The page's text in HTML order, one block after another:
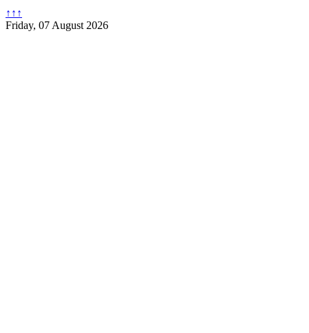
↑↑↑
Friday, 07 August 2026